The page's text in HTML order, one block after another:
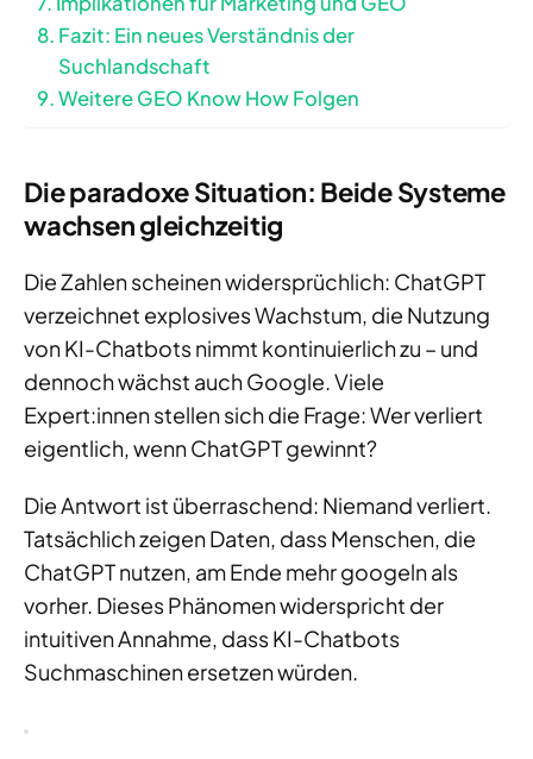
Fazit: Ein neues Verständnis der
Suchlandschaft
Weitere GEO Know How Folgen
Die paradoxe Situation: Beide Systeme
wachsen gleichzeitig
Die Zahlen scheinen widersprüchlich: ChatGPT
verzeichnet explosives Wachstum, die Nutzung
von KI-Chatbots nimmt kontinuierlich zu – und
dennoch wächst auch Google. Viele
Expert:innen stellen sich die Frage: Wer verliert
eigentlich, wenn ChatGPT gewinnt?
Die Antwort ist überraschend: Niemand verliert.
Tatsächlich zeigen Daten, dass Menschen, die
ChatGPT nutzen, am Ende mehr googeln als
vorher. Dieses Phänomen widerspricht der
intuitiven Annahme, dass KI-Chatbots
Suchmaschinen ersetzen würden.